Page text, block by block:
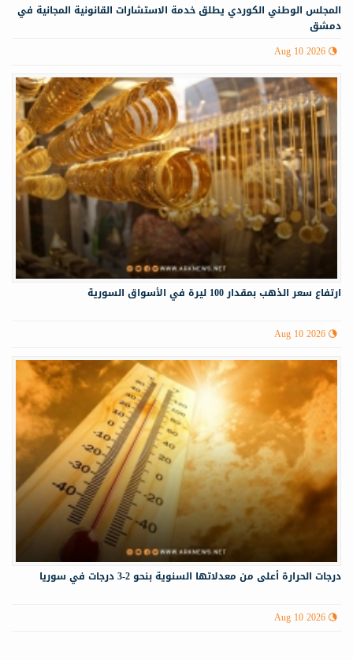
المجلس الوطني الكوردي يطلق خدمة الاستشارات القانونية المجانية في
دمشق
Aug 10 2026
ارتفاع سعر الذهب بمقدار 100 ليرة في الأسواق السورية
Aug 10 2026
درجات الحرارة أعلى من معدلاتها السنوية بنحو 2-3 درجات في سوريا
Aug 10 2026